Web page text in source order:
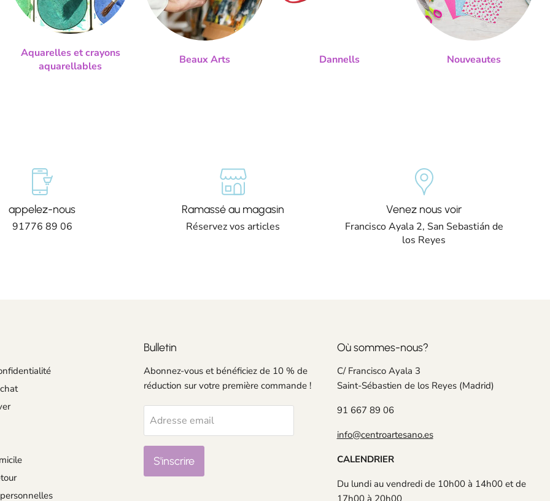
Aquarelles et crayons
aquarellables
Beaux Arts Dannells Nouveautes
appelez-nous
91776 89 06
Ramassé au magasin
Réservez vos articles
Venez nous voir
Francisco Ayala 2, San Sebastián de
los Reyes
Bulletin
Abonnez-vous et bénéficiez de 10 % de
réduction sur votre première commande !
Adresse email
S'inscrire
Où sommes-nous?
C/ Francisco Ayala 3
Saint-Sébastien de los Reyes (Madrid)
91 667 89 06
info@centroartesano.es
CALENDRIER
Du lundi au vendredi de 10h00 à 14h00 et de
17h00 à 20h00